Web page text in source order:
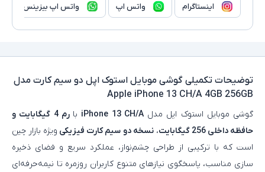
اینستاگرام واتس اپ واتس اپ بیزینس
توضیحات تکمیلی گوشی موبایل استوک اپل دو سیم‌ کارت مدل
Apple iPhone 13 CH/A 4GB 256GB
گوشی موبایل استوک اپل مدلiPhone 13 CH/A با
رم 4 گیگابایت و
حافظه داخلی 256 گیگابایت
،نسخه دو سیم‌ کارت فیزیکی ویژه بازار چین
است که با ترکیبی از طراحی چشم‌نواز، عملکرد سریع و فضای ذخیره‌
سازی مناسب، پاسخگوی نیازهای متنوع کاربران روزمره تا نیمه‌حرفه‌ای